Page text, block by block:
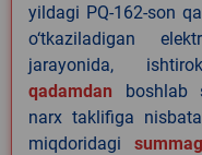
yildagi PQ-162-son
o‘tkaziladigan
jarayonida,
qadamdan boshlab
narx taklifiga
miqdoridagi